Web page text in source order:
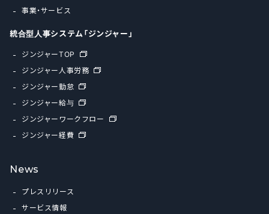
事業・サービス
統合型人事システム「ジンジャー」
ジンジャーTOP
ジンジャー人事労務
ジンジャー勤怠
ジンジャー給与
ジンジャーワークフロー
ジンジャー経費
News
プレスリリース
サービス情報